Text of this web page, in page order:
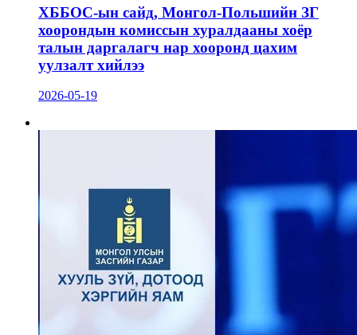
ХББОС-ын сайд, Монгол-Польшийн ЗГ
хоорондын комиссын хуралдааны хоёр
талын даргалагч нар хооронд цахим
уулзалт хийлээ
2026-05-19